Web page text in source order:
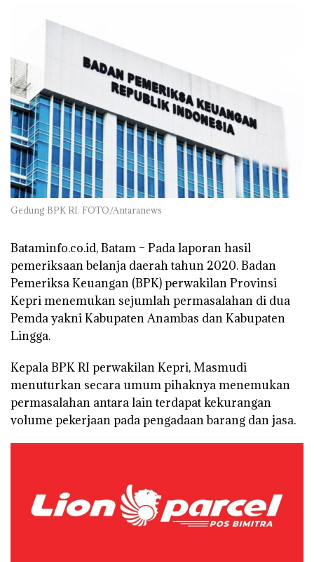
Gedung BPK RI. FOTO/Antaranews
Bataminfo.co.id, Batam – Pada laporan hasil
pemeriksaan belanja daerah tahun 2020. Badan
Pemeriksa Keuangan (BPK) perwakilan Provinsi
Kepri menemukan sejumlah permasalahan di dua
Pemda yakni Kabupaten Anambas dan Kabupaten
Lingga.
Kepala BPK RI perwakilan Kepri, Masmudi
menuturkan secara umum pihaknya menemukan
permasalahan antara lain terdapat kekurangan
volume pekerjaan pada pengadaan barang dan jasa.